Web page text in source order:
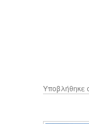
Υποβλήθηκε